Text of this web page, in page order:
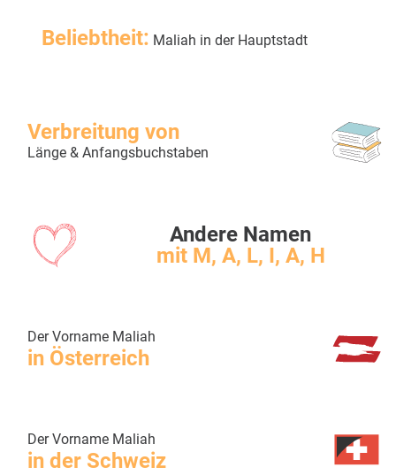
Beliebtheit: Maliah in der Hauptstadt
Verbreitung von
Länge & Anfangsbuchstaben
Andere Namen
mit M, A, L, I, A, H
Der Vorname Maliah
in Österreich
Der Vorname Maliah
in der Schweiz